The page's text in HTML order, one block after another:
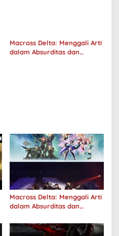
Macross Delta: Menggali Arti
dalam Absurditas dan
Macross Delta: Menggali Arti
dalam Absurditas dan